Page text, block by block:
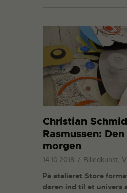
Christian
Rasmussen:
morgen
14.10.2018 Billedkunst,
På atelieret Store
døren ind til et univers